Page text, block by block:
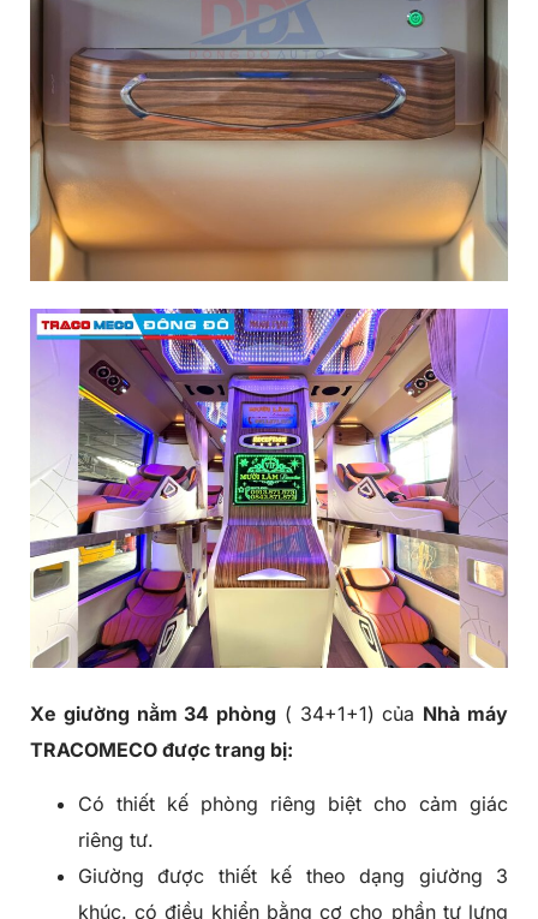
Xe giường nằm 34 phòng ( 34+1+1) của Nhà máy
TRACOMECO được trang bị:
Có thiết kế phòng riêng biệt cho cảm giác
riêng tư.
Giường được thiết kế theo dạng giường 3
khúc. có điều khiển bằng cơ cho phần tự lưng